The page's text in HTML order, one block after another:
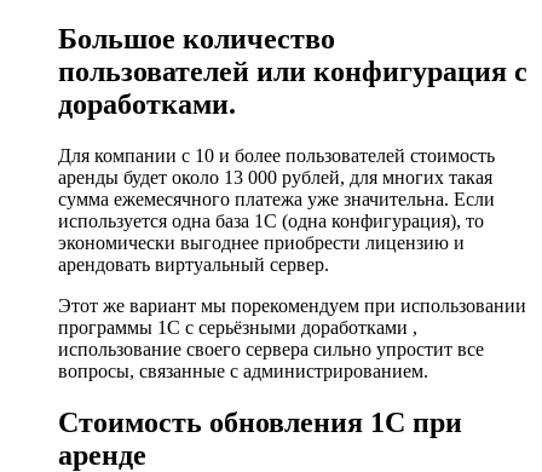
Большое количество
пользователей или конфигурация с
доработками.
Для компании с 10 и более пользователей стоимость
аренды будет около 13 000 рублей, для многих такая
сумма ежемесячного платежа уже значительна. Если
используется одна база 1С (одна конфигурация), то
экономически выгоднее приобрести лицензию и
арендовать виртуальный сервер.
Этот же вариант мы порекомендуем при использовании
программы 1С с серьёзными доработками ,
использование своего сервера сильно упростит все
вопросы, связанные с администрированием.
Стоимость обновления 1С при
аренде